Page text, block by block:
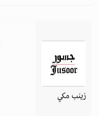
زينب مكي